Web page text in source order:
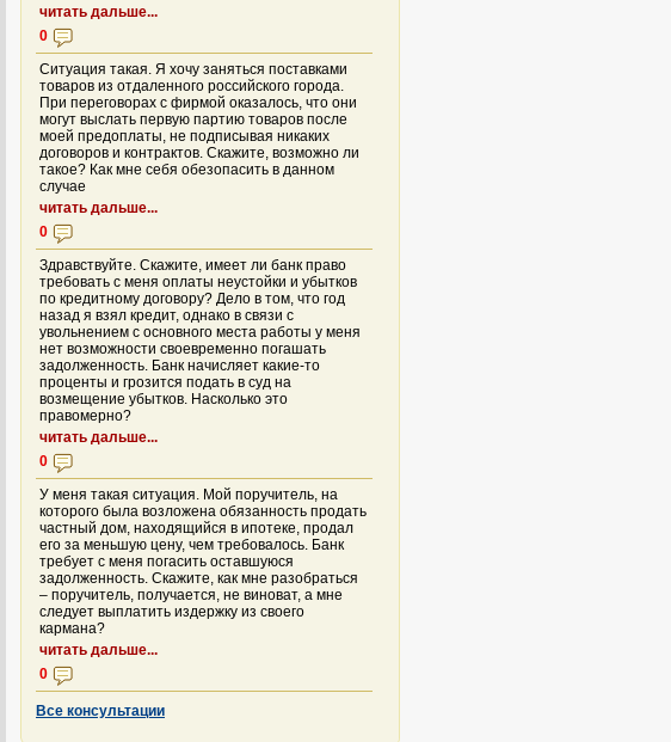
читать дальше...
0
Ситуация такая. Я хочу заняться поставками
товаров из отдаленного российского города.
При переговорах с фирмой оказалось, что они
могут выслать первую партию товаров после
моей предоплаты, не подписывая никаких
договоров и контрактов. Скажите, возможно ли
такое? Как мне себя обезопасить в данном
случае
читать дальше...
0
Здравствуйте. Скажите, имеет ли банк право
требовать с меня оплаты неустойки и убытков
по кредитному договору? Дело в том, что год
назад я взял кредит, однако в связи с
увольнением с основного места работы у меня
нет возможности своевременно погашать
задолженность. Банк начисляет какие-то
проценты и грозится подать в суд на
возмещение убытков. Насколько это
правомерно?
читать дальше...
0
У меня такая ситуация. Мой поручитель, на
которого была возложена обязанность продать
частный дом, находящийся в ипотеке, продал
его за меньшую цену, чем требовалось. Банк
требует с меня погасить оставшуюся
задолженность. Скажите, как мне разобраться
– поручитель, получается, не виноват, а мне
следует выплатить издержку из своего
кармана?
читать дальше...
0
Все консультации